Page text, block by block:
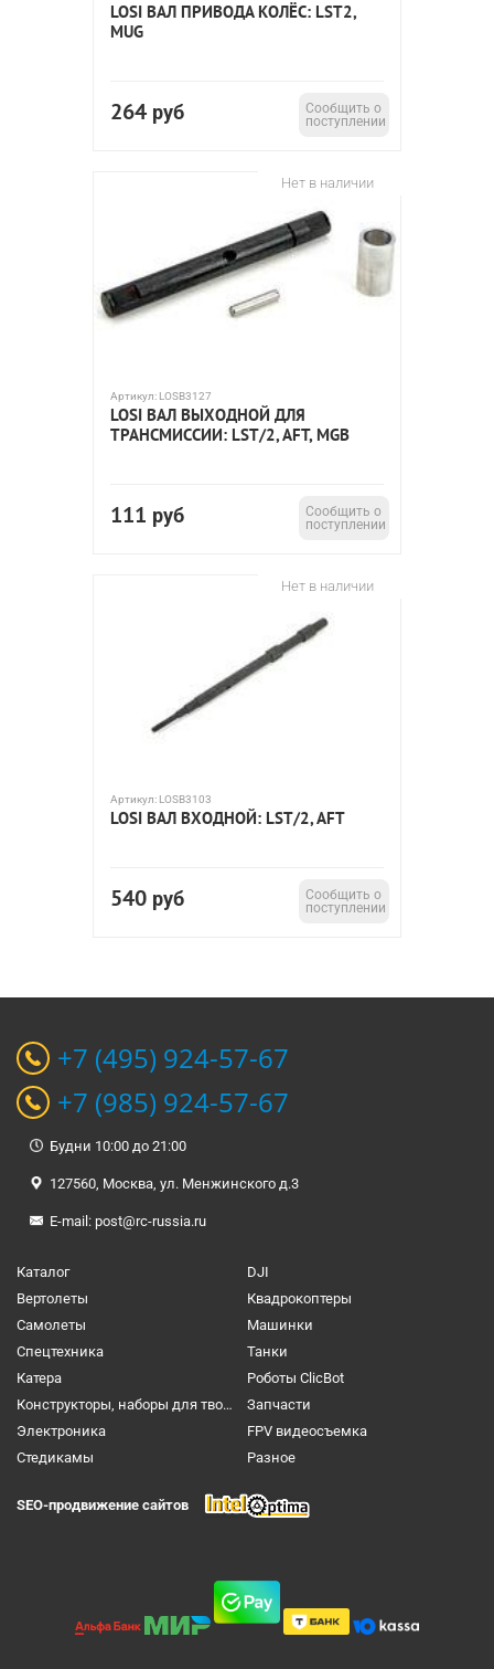
LOSI ВАЛ ПРИВОДА КОЛЁС: LST2,
MUG
264 руб
Сообщить о
поступлении
Нет в наличии
Артикул: LOSB3127
LOSI ВАЛ ВЫХОДНОЙ ДЛЯ
ТРАНСМИССИИ: LST/2, AFT, MGB
111 руб
Сообщить о
поступлении
Нет в наличии
Артикул: LOSB3103
LOSI ВАЛ ВХОДНОЙ: LST/2, AFT
540 руб
Сообщить о
поступлении
+7 (495) 924-57-67
+7 (985) 924-57-67
Будни 10:00 до 21:00
127560, Москва, ул. Менжинского д.3
E-mail: post@rc-russia.ru
Каталог
DJI
Вертолеты
Квадрокоптеры
Самолеты
Машинки
Спецтехника
Танки
Катера
Роботы ClicBot
Конструкторы, наборы для творчества и настольные игры
Запчасти
Электроника
FPV видеосъемка
Cтедикамы
Разное
SEO-продвижение сайтов